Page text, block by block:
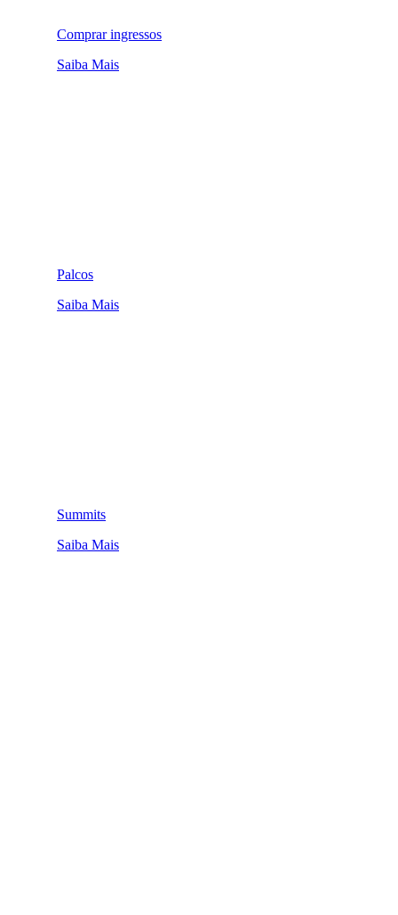
Comprar ingressos
Saiba Mais
Palcos
Saiba Mais
Summits
Saiba Mais